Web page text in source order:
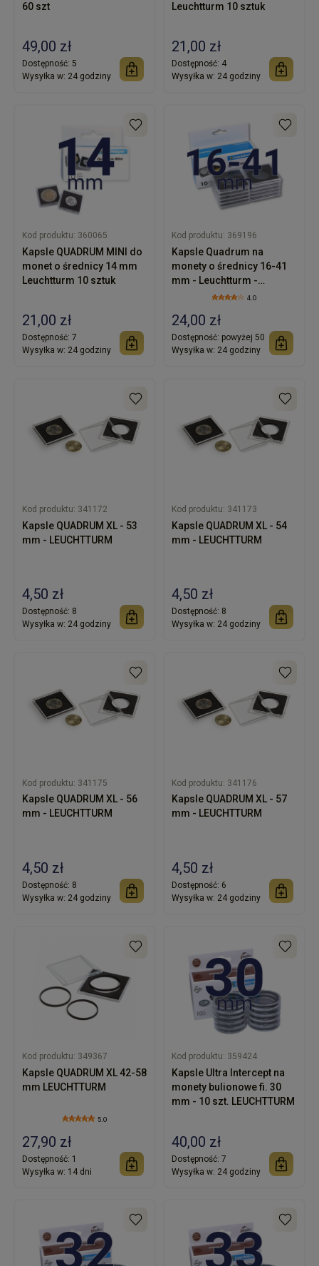
60 szt
49,00 zł
Dostępność: 5
Wysyłka w: 24 godziny
Leuchtturm 10 sztuk
21,00 zł
Dostępność: 4
Wysyłka w: 24 godziny
Kod produktu: 360065
Kapsle QUADRUM MINI do
monet o średnicy 14 mm
Leuchtturm 10 sztuk
21,00 zł
Dostępność: 7
Wysyłka w: 24 godziny
Kod produktu: 369196
Kapsle Quadrum na
monety o średnicy 16-41
mm - Leuchtturm -
uniwersalne wyjmowane
4.0
24,00 zł
Dostępność: powyżej 50
Wysyłka w: 24 godziny
Kod produktu: 341172
Kapsle QUADRUM XL - 53
mm - LEUCHTTURM
4,50 zł
Dostępność: 8
Wysyłka w: 24 godziny
Kod produktu: 341173
Kapsle QUADRUM XL - 54
mm - LEUCHTTURM
4,50 zł
Dostępność: 8
Wysyłka w: 24 godziny
Kod produktu: 341175
Kapsle QUADRUM XL - 56
mm - LEUCHTTURM
4,50 zł
Dostępność: 8
Wysyłka w: 24 godziny
Kod produktu: 341176
Kapsle QUADRUM XL - 57
mm - LEUCHTTURM
4,50 zł
Dostępność: 6
Wysyłka w: 24 godziny
Kod produktu: 349367
Kapsle QUADRUM XL 42-58
mm LEUCHTTURM
5.0
27,90 zł
Dostępność: 1
Wysyłka w: 14 dni
Kod produktu: 359424
Kapsle Ultra Intercept na
monety bulionowe fi. 30
mm - 10 szt. LEUCHTTURM
40,00 zł
Dostępność: 7
Wysyłka w: 24 godziny